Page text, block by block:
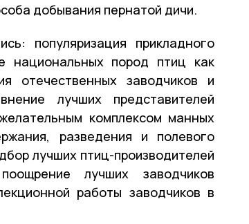
добывания пернатой дичи.
популяризация прикладного
национальных пород птиц как
отечественных заводчиков и
лучших представителей
комплексом манных
разведения и полевого
лучших птиц-производителей
лучших заводчиков
работы заводчиков в